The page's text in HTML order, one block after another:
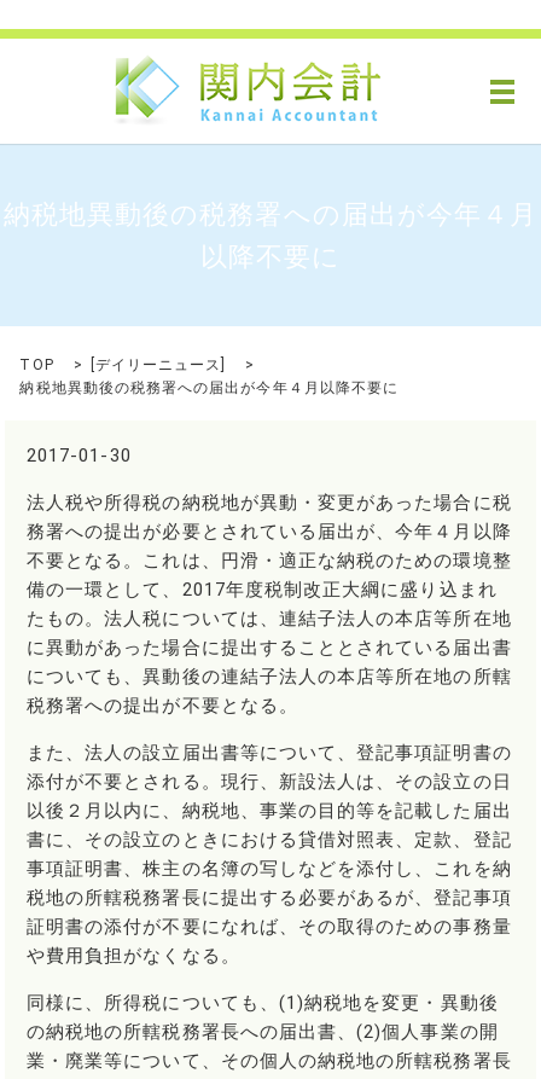
メ
納税地異動後の税務署への届出が今年４月
以降不要に
TOP デイリーニュース
納税地異動後の税務署への届出が今年４月以降不要に
2017-01-30
法人税や所得税の納税地が異動・変更があった場合に税
務署への提出が必要とされている届出が、今年４月以降
不要となる。これは、円滑・適正な納税のための環境整
備の一環として、2017年度税制改正大綱に盛り込まれ
たもの。法人税については、連結子法人の本店等所在地
に異動があった場合に提出することとされている届出書
についても、異動後の連結子法人の本店等所在地の所轄
税務署への提出が不要となる。
また、法人の設立届出書等について、登記事項証明書の
添付が不要とされる。現行、新設法人は、その設立の日
以後２月以内に、納税地、事業の目的等を記載した届出
書に、その設立のときにおける貸借対照表、定款、登記
事項証明書、株主の名簿の写しなどを添付し、これを納
税地の所轄税務署長に提出する必要があるが、登記事項
証明書の添付が不要になれば、その取得のための事務量
や費用負担がなくなる。
同様に、所得税についても、(1)納税地を変更・異動後
の納税地の所轄税務署長への届出書、(2)個人事業の開
業・廃業等について、その個人の納税地の所轄税務署長